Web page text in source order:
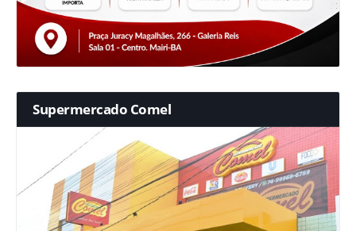
Supermercado Comel